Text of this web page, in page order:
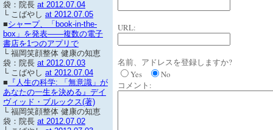
URL:
名前、アドレスを登録しますか?
Yes
No
コメント:
袋：院長 at 2012.07.04
└ こばやし at 2012.07.05
■シャープ、「book-in-the-
box」を発表――複数の電子
書店を1つのアプリで
└ 福岡笑顔整体 健康の知恵
袋：院長 at 2012.07.03
└ こばやし at 2012.07.04
■ 『人生の科学: 「無意識」が
あなたの一生を決める』デイ
ヴィッド・ブルックス(著)
└ 福岡笑顔整体 健康の知恵
袋：院長 at 2012.07.02